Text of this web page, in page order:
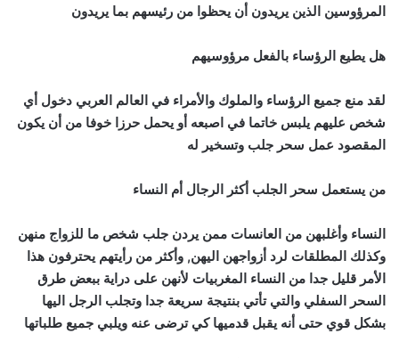
المرؤوسين الذين يريدون أن يحظوا من رئيسهم بما يريدون
هل يطيع الرؤساء بالفعل مرؤوسيهم
لقد منع جميع الرؤساء والملوك والأمراء في العالم العربي دخول أي
شخص عليهم يلبس خاتما في اصبعه أو يحمل حرزا خوفا من أن يكون
المقصود عمل سحر جلب وتسخير له
من يستعمل سحر الجلب أكثر الرجال أم النساء
النساء وأغلبهن من العانسات ممن يردن جلب شخص ما للزواج منهن
وكذلك المطلقات لرد أزواجهن اليهن, وأكثر من رأيتهم يحترفون هذا
الأمر قليل جدا من النساء المغربيات لأنهن على دراية ببعض طرق
السحر السفلي والتي تأتي بنتيجة سريعة جدا وتجلب الرجل اليها
بشكل قوي حتى أنه يقبل قدميها كي ترضى عنه ويلبي جميع طلباتها